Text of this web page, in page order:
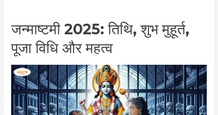
जन्माष्टमी 2025: तिथि, शुभ मुहूर्त,
पूजा विधि और महत्व
जन्माष्टमी
2025:
तिथि,
मुहूर्त,
पूजा
विधि
और